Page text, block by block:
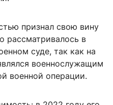
признал свою вину
рассматривалось в
суде, так как на
военнослужащим
военной операции.